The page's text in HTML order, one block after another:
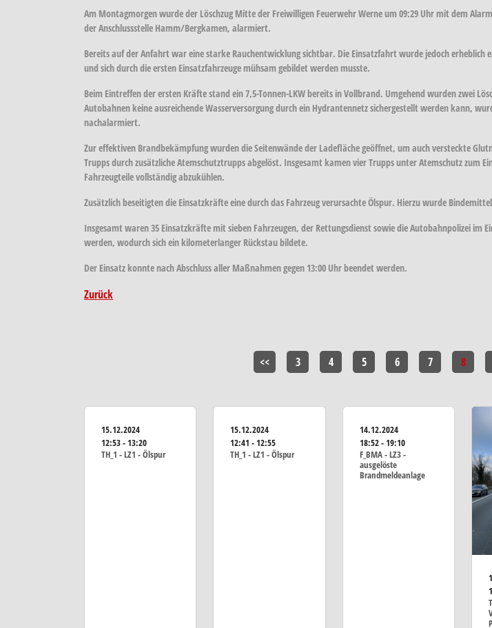
Am Montagmorgen wurde der Löschzug Mitte der Freiwilligen Feuerwehr Werne um 09:29 Uhr mit dem
der Anschlussstelle Hamm/Bergkamen, alarmiert.
Bereits auf der Anfahrt war eine starke Rauchentwicklung sichtbar. Die Einsatzfahrt wurde jedoch
und sich durch die ersten Einsatzfahrzeuge mühsam gebildet werden musste.
Beim Eintreffen der ersten Kräfte stand ein 7,5-Tonnen-LKW bereits in Vollbrand. Umgehend wurden zwei
Autobahnen keine ausreichende Wasserversorgung durch ein Hydrantennetz sichergestellt werden kann,
nachalarmiert.
Zur effektiven Brandbekämpfung wurden die Seitenwände der Ladefläche geöffnet, um auch versteckte
Trupps durch zusätzliche Atemschutztrupps abgelöst. Insgesamt kamen vier Trupps unter Atemschutz zum
Fahrzeugteile vollständig abzukühlen.
Zusätzlich beseitigten die Einsatzkräfte eine durch das Fahrzeug verursachte Ölspur. Hierzu wurde
Insgesamt waren 35 Einsatzkräfte mit sieben Fahrzeugen, der Rettungsdienst sowie die Autobahnpolizei
werden, wodurch sich ein kilometerlanger Rückstau bildete.
Der Einsatz konnte nach Abschluss aller Maßnahmen gegen 13:00 Uhr beendet werden.
Zurück
<< 3 4 5 6 7 8
15.12.2024
12:53 - 13:20
TH_1 - LZ1 - Ölspur
15.12.2024
12:41 - 12:55
TH_1 - LZ1 - Ölspur
14.12.2024
18:52 - 19:10
F_BMA - LZ3 -
ausgelöste
Brandmeldeanlage